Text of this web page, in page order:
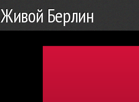
Живой Берлин